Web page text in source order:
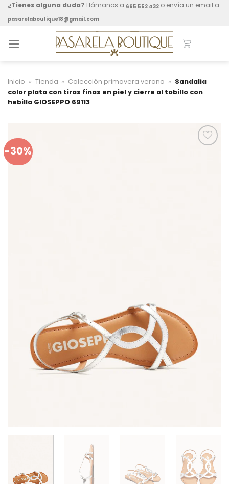
Skip¿Tienes alguna duda? Llámanos a 665 552 432 o envía un email a
pasarelaboutique18@gmail.com
Inicio » Tienda » Colección primavera verano » Sandalia
color plata con tiras finas en piel y cierre al tobillo con
hebilla GIOSEPPO 69113
-30%